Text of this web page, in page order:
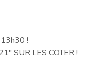
!
SUR LES COTER !